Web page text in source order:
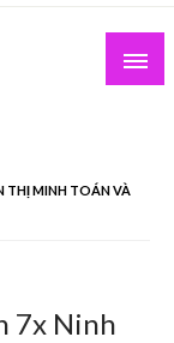
THỊ MINH TOÁN VÀ
7x Ninh